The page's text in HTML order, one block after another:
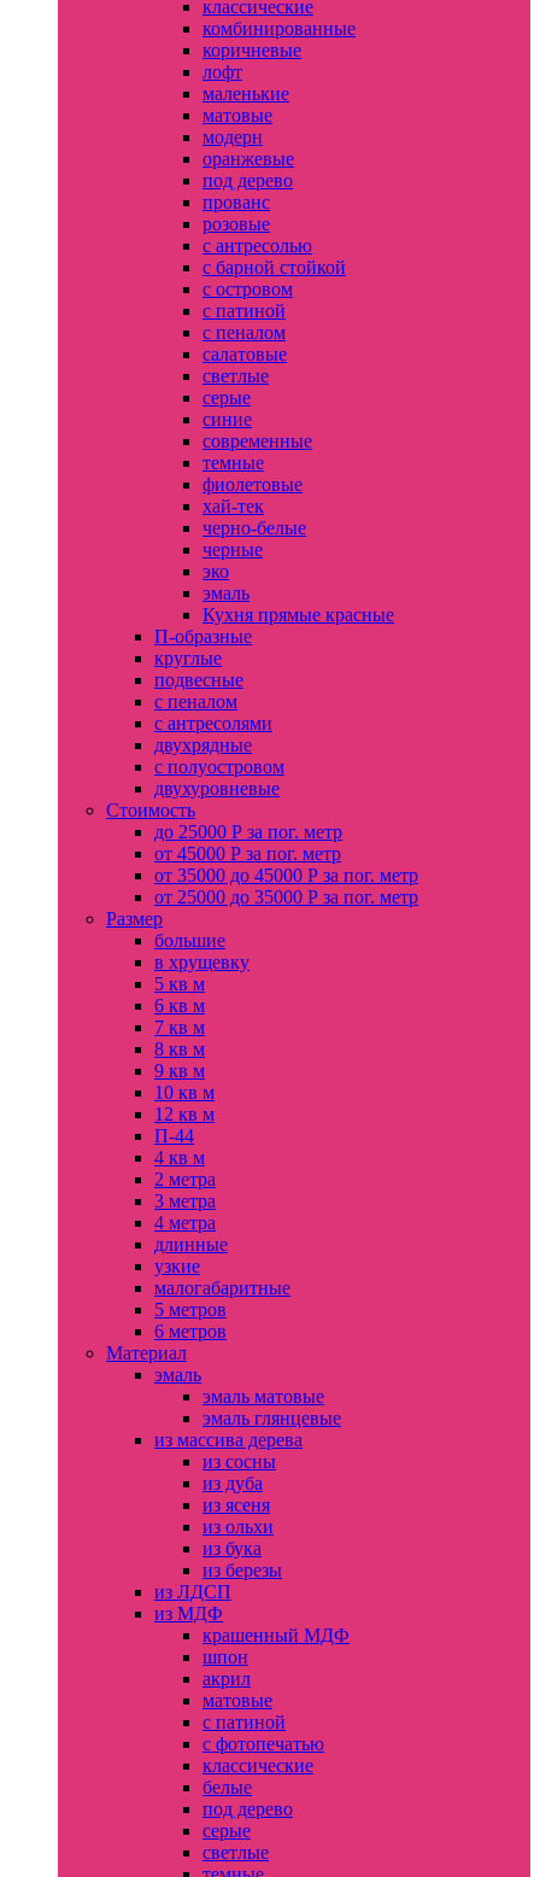
классические
комбинированные
коричневые
лофт
маленькие
матовые
модерн
оранжевые
под дерево
прованс
розовые
с антресолью
с барной стойкой
с островом
с патиной
с пеналом
салатовые
светлые
серые
синие
современные
темные
фиолетовые
хай-тек
черно-белые
черные
эко
эмаль
Кухня прямые красные
П-образные
круглые
подвесные
с пеналом
с антресолями
двухрядные
с полуостровом
двухуровневые
Стоимость
до 25000 Р за пог. метр
от 45000 Р за пог. метр
от 35000 до 45000 Р за пог. метр
от 25000 до 35000 Р за пог. метр
Размер
большие
в хрущевку
5 кв м
6 кв м
7 кв м
8 кв м
9 кв м
10 кв м
12 кв м
П-44
4 кв м
2 метра
3 метра
4 метра
длинные
узкие
малогабаритные
5 метров
6 метров
Материал
эмаль
эмаль матовые
эмаль глянцевые
из массива дерева
из сосны
из дуба
из ясеня
из ольхи
из бука
из березы
из ЛДСП
из МДФ
крашенный МДФ
шпон
акрил
матовые
с патиной
с фотопечатью
классические
белые
под дерево
серые
светлые